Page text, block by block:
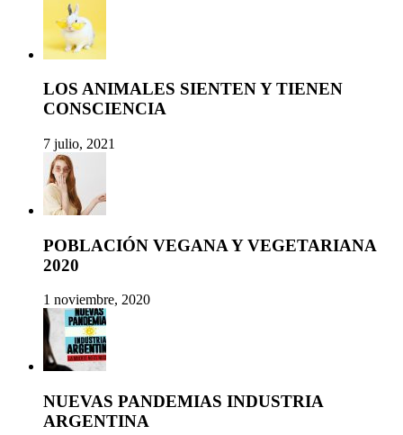
LOS ANIMALES SIENTEN Y TIENEN
CONSCIENCIA
7 julio, 2021
POBLACIÓN VEGANA Y VEGETARIANA
2020
1 noviembre, 2020
NUEVAS PANDEMIAS INDUSTRIA
ARGENTINA